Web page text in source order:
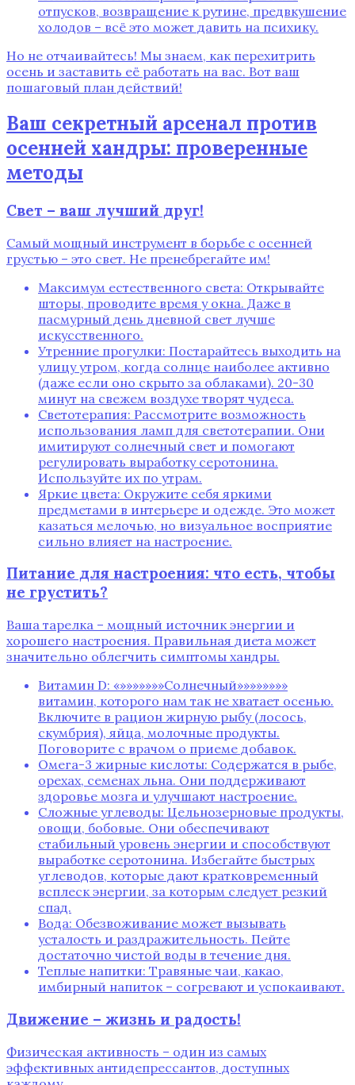
отпусков, возвращение к рутине, предвкушение
холодов – всё это может давить на психику.
Но не отчаивайтесь! Мы знаем, как перехитрить
осень и заставить её работать на вас. Вот ваш
пошаговый план действий!
Ваш секретный арсенал против
осенней хандры: проверенные
методы
Свет – ваш лучший друг!
Самый мощный инструмент в борьбе с осенней
грустью – это свет. Не пренебрегайте им!
Максимум естественного света: Открывайте
шторы, проводите время у окна. Даже в
пасмурный день дневной свет лучше
искусственного.
Утренние прогулки: Постарайтесь выходить на
улицу утром, когда солнце наиболее активно
(даже если оно скрыто за облаками). 20-30
минут на свежем воздухе творят чудеса.
Светотерапия: Рассмотрите возможность
использования ламп для светотерапии. Они
имитируют солнечный свет и помогают
регулировать выработку серотонина.
Используйте их по утрам.
Яркие цвета: Окружите себя яркими
предметами в интерьере и одежде. Это может
казаться мелочью, но визуальное восприятие
сильно влияет на настроение.
Питание для настроения: что есть, чтобы
не грустить?
Ваша тарелка – мощный источник энергии и
хорошего настроения. Правильная диета может
значительно облегчить симптомы хандры.
Витамин D: «»»»»»»»Солнечный»»»»»»»»
витамин, которого нам так не хватает осенью.
Включите в рацион жирную рыбу (лосось,
скумбрия), яйца, молочные продукты.
Поговорите с врачом о приеме добавок.
Омега-3 жирные кислоты: Содержатся в рыбе,
орехах, семенах льна. Они поддерживают
здоровье мозга и улучшают настроение.
Сложные углеводы: Цельнозерновые продукты,
овощи, бобовые. Они обеспечивают
стабильный уровень энергии и способствуют
выработке серотонина. Избегайте быстрых
углеводов, которые дают кратковременный
всплеск энергии, за которым следует резкий
спад.
Вода: Обезвоживание может вызывать
усталость и раздражительность. Пейте
достаточно чистой воды в течение дня.
Теплые напитки: Травяные чаи, какао,
имбирный напиток – согревают и успокаивают.
Движение – жизнь и радость!
Физическая активность – один из самых
эффективных антидепрессантов, доступных